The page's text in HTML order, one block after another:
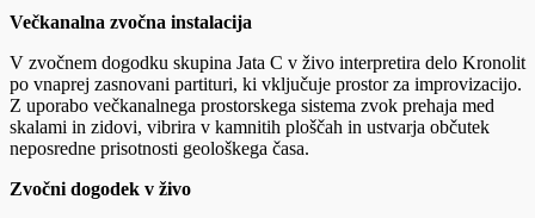
Večkanalna zvočna instalacija
V zvočnem dogodku skupina Jata C v živo interpretira delo Kronolit
po vnaprej zasnovani partituri, ki vključuje prostor za improvizacijo.
Z uporabo večkanalnega prostorskega sistema zvok prehaja med
skalami in zidovi, vibrira v kamnitih ploščah in ustvarja občutek
neposredne prisotnosti geološkega časa.
Zvočni dogodek v živo